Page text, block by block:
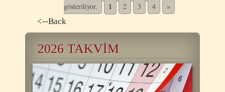
gösteriliyor.
1 2 3 4
»
<--Back
2026 TAKVİM